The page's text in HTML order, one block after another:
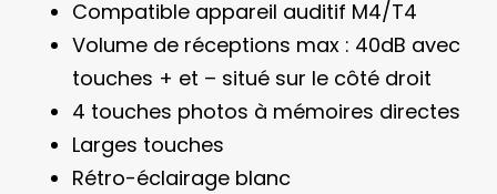
Compatible appareil auditif M4/T4
Volume de réceptions max : 40dB avec
touches + et – situé sur le côté droit
4 touches photos à mémoires directes
Larges touches
Rétro-éclairage blanc